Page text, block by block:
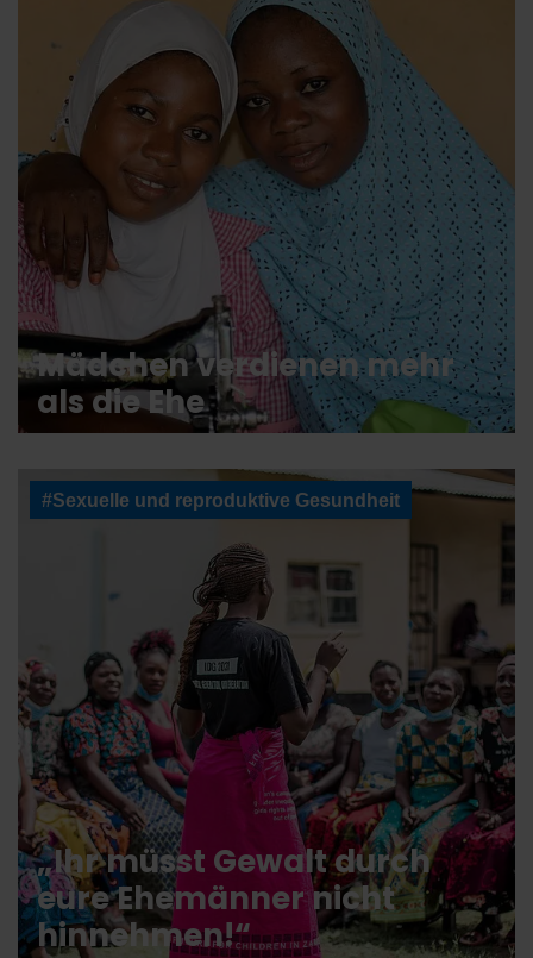
Mädchen verdienen mehr
als die Ehe
#Sexuelle und reproduktive Gesundheit
„Ihr müsst Gewalt durch
eure Ehemänner nicht
hinnehmen!“